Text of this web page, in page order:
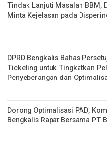
Tindak Lanjuti Masalah BBM,
Minta Kejelasan pada
DPRD Bengkalis Bahas
Ticketing untuk Tingkatkan
Penyeberangan dan
Dorong Optimalisasi PAD,
Bengkalis Rapat Bersama PT